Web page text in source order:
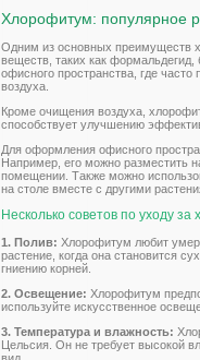
Хлорофитум: популярное
Одним из основных преимуществ
веществ, таких как формальдегид,
офисного пространства, где часто
воздуха.
Кроме очищения воздуха,
способствует улучшению
Для оформления офисного
Например, его можно разместить
помещении. Также можно
на столе вместе с другими
Несколько советов по уходу
1. Полив: Хлорофитум любит
растение, когда она становится
гниению корней.
2. Освещение: Хлорофитум
используйте искусственное
3. Температура и влажность:
Цельсия. Он не требует высокой